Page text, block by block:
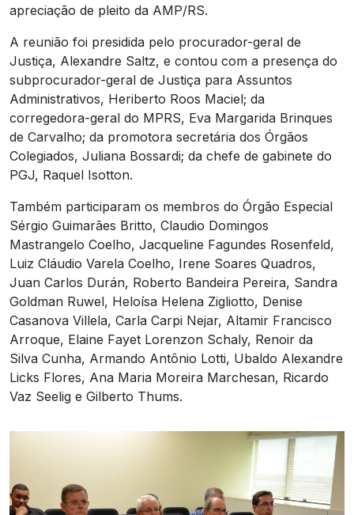
apreciação de pleito da AMP/RS.
A reunião foi presidida pelo procurador-geral de
Justiça, Alexandre Saltz, e contou com a presença do
subprocurador-geral de Justiça para Assuntos
Administrativos, Heriberto Roos Maciel; da
corregedora-geral do MPRS, Eva Margarida Brinques
de Carvalho; da promotora secretária dos Órgãos
Colegiados, Juliana Bossardi; da chefe de gabinete do
PGJ, Raquel Isotton.
Também participaram os membros do Órgão Especial
Sérgio Guimarães Britto, Claudio Domingos
Mastrangelo Coelho, Jacqueline Fagundes Rosenfeld,
Luiz Cláudio Varela Coelho, Irene Soares Quadros,
Juan Carlos Durán, Roberto Bandeira Pereira, Sandra
Goldman Ruwel, Heloísa Helena Zigliotto, Denise
Casanova Villela, Carla Carpi Nejar, Altamir Francisco
Arroque, Elaine Fayet Lorenzon Schaly, Renoir da
Silva Cunha, Armando Antônio Lotti, Ubaldo Alexandre
Licks Flores, Ana Maria Moreira Marchesan, Ricardo
Vaz Seelig e Gilberto Thums.